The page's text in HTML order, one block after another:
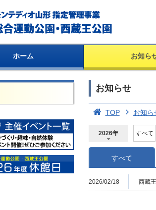
ホーム お知ら
お知らせ
TOP お知ら
2026年 すべて
すべて
2026/02/18 西蔵